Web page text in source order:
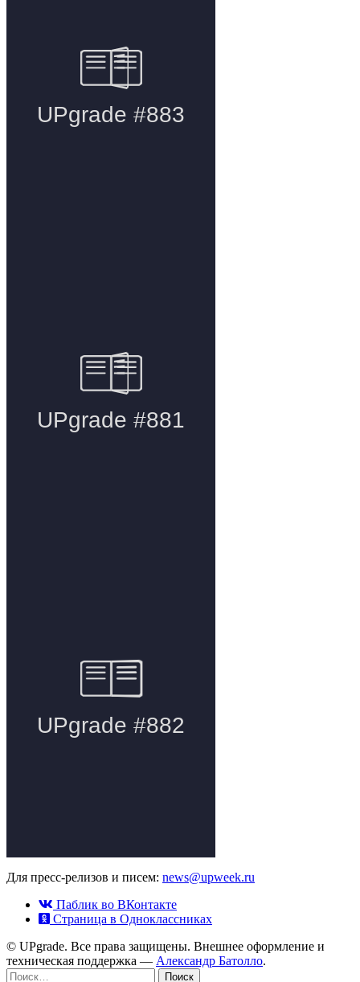
Для пресс-релизов и писем: news@upweek.ru
Паблик во ВКонтакте
Страница в Одноклассниках
© UPgrade. Все права защищены. Внешнее оформление и
техническая поддержка — Александр Батолло.
Найти: